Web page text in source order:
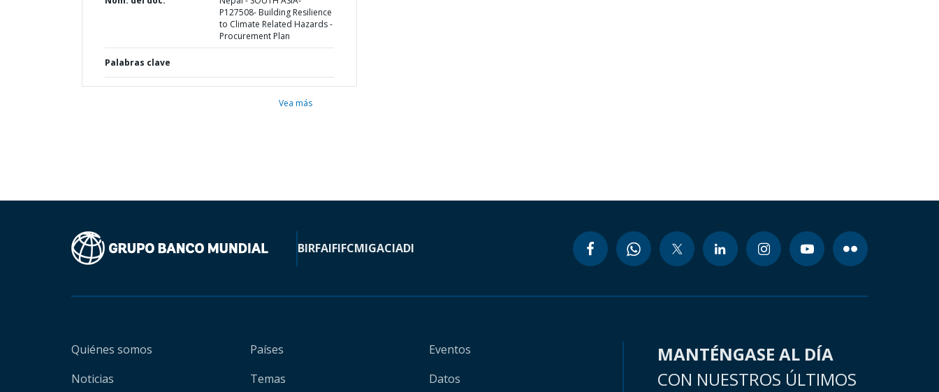
P127508- Building Resilience
to Climate Related Hazards -
Procurement Plan
Palabras clave
Vea más
BIRFAIFIFCMIGACIADI
Quiénes somos
Noticias
Países
Temas
Eventos
Datos
MANTÉNGASE AL DÍA
CON NUESTROS ÚLTIMOS